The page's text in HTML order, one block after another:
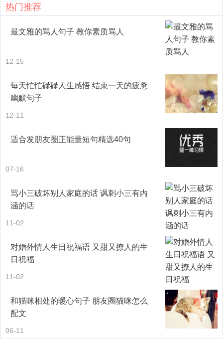
23、 温馨的家就是你和你家人在一起的情感的全部。拥有
它时，它平凡如柴米油盐酱醋茶;失去它时，掏心掏肝也找不
的爱人，有活波可爱的孩子，家是人心里永远最柔软，最甜
蜜的地方。
25、 弱夫也叫懦夫，撑不起家庭。唯唯诺诺，说而不做，
不敢担当事情，把女人推到前面，专听女人指挥。
26、 没有家庭的和谐，就没有社会的和谐，没有家庭的平
安，就没有整个社会的安宁有序，家和万事兴。
27、 家需要有爱，有亲情的亲人，家需要那份特别的真情
实感，家和万事兴，两个相互牵挂的人就是家。
28、 没有家和万事兴，家就充满暴力和冷战，同床异梦，
貌合神离，家将不成为其家，而是成为一个争斗的战场。
29、 有和睦的家庭，就有幸福的家庭，有幸福的家庭就有
了亲情，有了家人的爱，家人就是筑起的一个温暖的鸟巢。
热门推荐
最文雅的骂人句子 教你素质骂人
12-15
每天忙忙碌碌人生感悟 结束一天的疲惫
幽默句子
12-11
适合发朋友圈正能量短句精选40句
07-16
骂小三破坏别人家庭的话 讽刺小三有内
涵的话
11-02
对婚外情人生日祝福语 又甜又撩人的生
日祝福
11-02
和猫咪相处的暖心句子 朋友圈猫咪怎么
配文
06-11